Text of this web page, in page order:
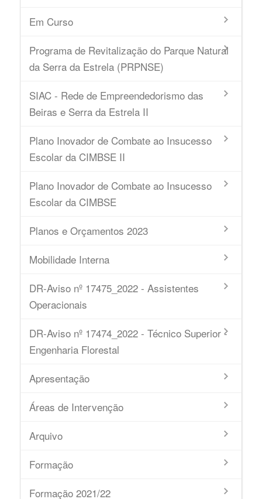
Em Curso
Programa de Revitalização do Parque Natural
da Serra da Estrela (PRPNSE)
SIAC - Rede de Empreendedorismo das
Beiras e Serra da Estrela II
Plano Inovador de Combate ao Insucesso
Escolar da CIMBSE II
Plano Inovador de Combate ao Insucesso
Escolar da CIMBSE
Planos e Orçamentos 2023
Mobilidade Interna
DR-Aviso nº 17475_2022 - Assistentes
Operacionais
DR-Aviso nº 17474_2022 - Técnico Superior -
Engenharia Florestal
Apresentação
Áreas de Intervenção
Arquivo
Formação
Formação 2021/22